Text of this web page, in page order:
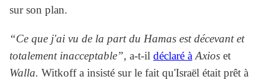
sur son plan.
“Ce que j'ai vu de la part du Hamas est décevant et
totalement inacceptable”, a-t-il déclaré à Axios et
Walla. Witkoff a insisté sur le fait qu'Israël était prêt à